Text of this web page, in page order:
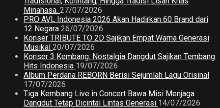
Minahasa. 27/07/2026
PRO AVL Indonesia 2026 Akan Hadirkan 60 Brand dari
12 Negara 26/07/2026
Konser TRIBUTE TO 2D Sajikan Empat Warna Generasi
Musikal 20/07/2026
Konser 3 Kembang: Nostalgia Dangdut Sajikan Tembang
Hits Indonesia 19/07/2026
Album Perdana REBORN Berisi Sejumlah Lagu Orisinal
17/07/2026
Tiga Kembang Live in Concert Bawa Misi Menjaga
Dangdut Tetap Dicintai Lintas Generasi 14/07/2026